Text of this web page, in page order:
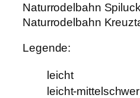
Naturrodelbahn
Naturrodelbahn
Legende:
leicht
leicht-mittelschwer